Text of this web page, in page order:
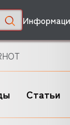
Статьи